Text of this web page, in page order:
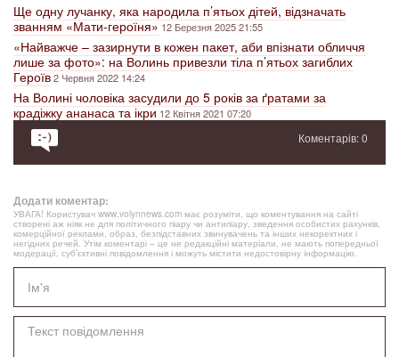
Ще одну лучанку, яка народила п’ятьох дітей, відзначать
званням «Мати-героїня» 12 Березня 2025 21:55
«Найважче – зазирнути в кожен пакет, аби впізнати обличчя
лише за фото»: на Волинь привезли тіла п’ятьох загиблих
Героїв2 Червня 2022 14:24
На Волині чоловіка засудили до 5 років за ґратами за
крадіжку ананаса та ікри 12 Квітня 2021 07:20
Коментарів: 0
Додати коментар:
УВАГА! Користувач www.volynnews.com має розуміти, що коментування на сайті
створені аж ніяк не для політичного піару чи антипіару, зведення особистих рахунків,
комерційної реклами, образ, безпідставних звинувачень та інших некоректних і
негідних речей. Утім коментарі – це не редакційні матеріали, не мають попередньої
модерації, суб’єктивні повідомлення і можуть містити недостовірну інформацію.